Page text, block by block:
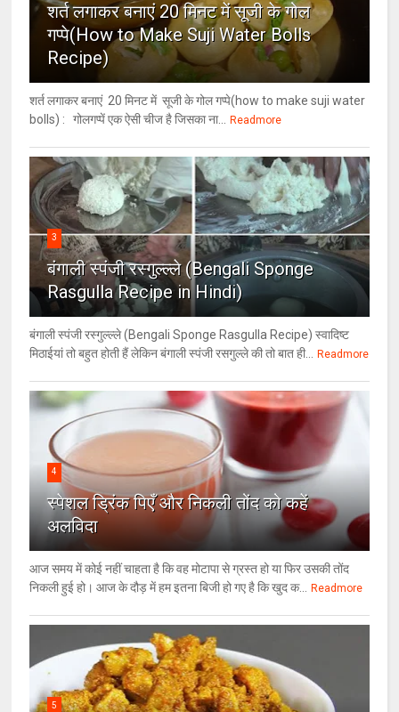
शर्त लगाकर बनाएं 20 मिनट में सूजी के गोल
गप्पे(How to Make Suji Water Bolls
Recipe)
शर्त लगाकर बनाएं 20 मिनट में सूजी के गोल गप्पे(how to make suji water
bolls) : गोलगप्पें एक ऐसी चीज है जिसका ना... Readmore
3
बंगाली स्पंजी रस्गुल्ल्ले (Bengali Sponge
Rasgulla Recipe in Hindi)
बंगाली स्पंजी रस्गुल्ल्ले (Bengali Sponge Rasgulla Recipe) स्वादिष्ट
मिठाईयां तो बहुत होती हैं लेकिन बंगाली स्पंजी रसगुल्ले की तो बात ही... Readmore
4
स्पेशल ड्रिंक पिएँ और निकली तोंद को कहें
अलविदा
आज समय में कोई नहीं चाहता है कि वह मोटापा से ग्रस्त हो या फिर उसकी तोंद
निकली हुई हो। आज के दौड़ में हम इतना बिजी हो गए है कि खुद क... Readmore
5